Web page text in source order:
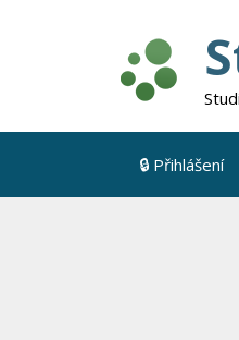
🔒 Přihlášení